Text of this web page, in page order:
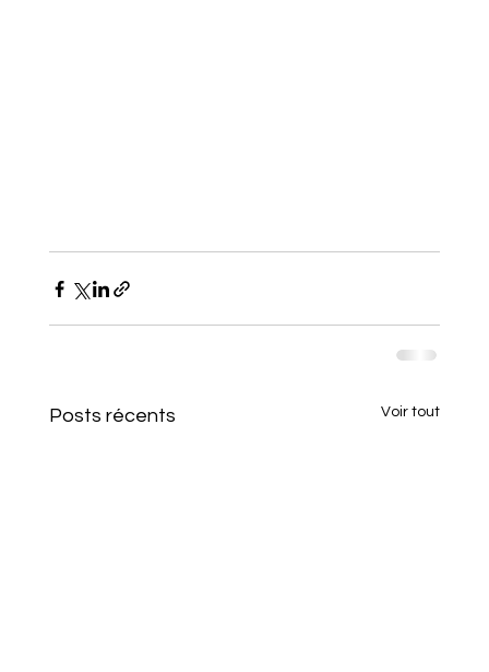
Posts récents Voir tout